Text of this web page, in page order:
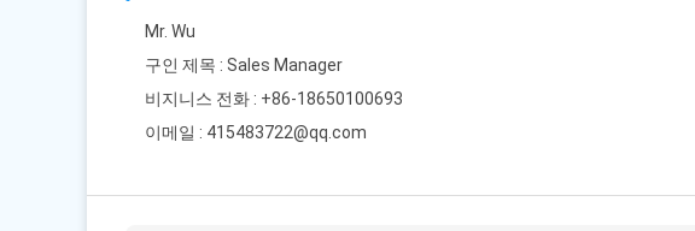
Mr. Wu
구인 제목 : Sales Manager
비지니스 전화 : +86-18650100693
이메일 : 415483722@qq.com